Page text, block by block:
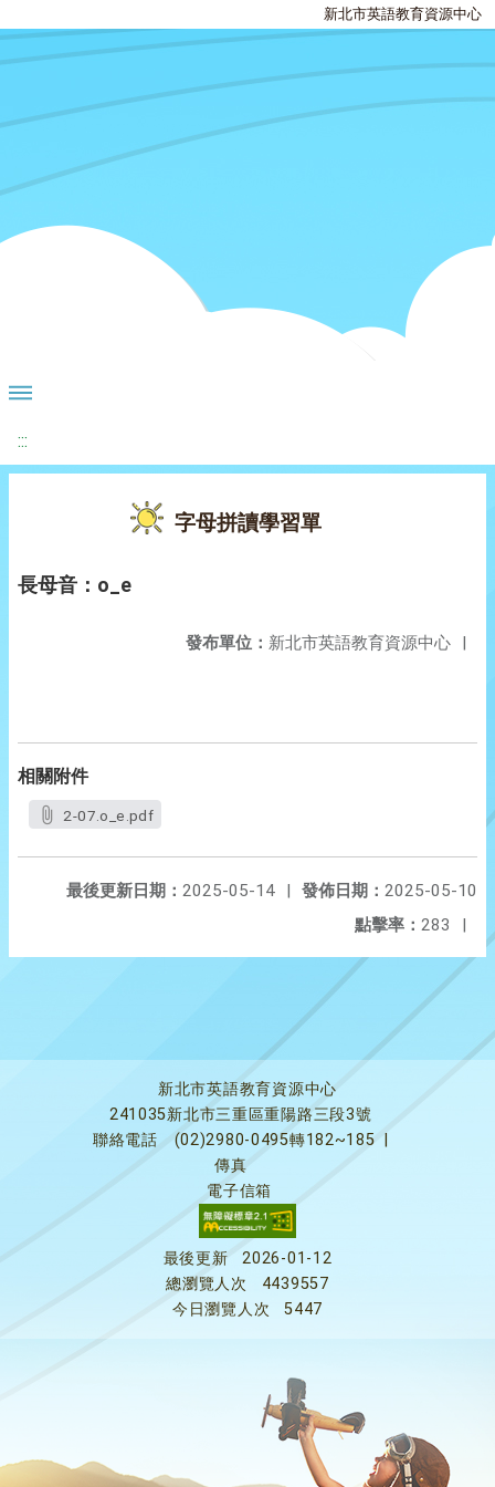
新北市英語教育資源中心
:::
字母拼讀學習單
長母音：o_e
發布單位： 新北市英語教育資源中心 |
相關附件
2-07.o_e.pdf
發佈日期： 2025-05-10
最後更新日期： 2025-05-14
|
點擊率： 283 |
新北市英語教育資源中心
241035新北市三重區重陽路三段3號
聯絡電話
(02)2980-0495轉182~185
傳真
電子信箱
最後更新
2026-01-12
總瀏覽人次
4439557
今日瀏覽人次
5447